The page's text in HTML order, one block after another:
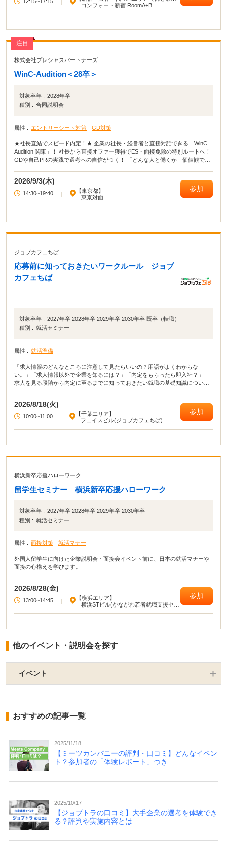
部）】
コンフォート新宿 RoomA+B
注目
株式会社プレシャスパートナーズ
WinC-Audition＜28卒＞
対象卒年 : 2028年卒
種別 : 合同説明会
属性 : エントリーシート対策 GD対策
★社長直結でスピード内定！★ 企業の社長・経営者と直接対話できる「WinC
Audition 関東」！ 社長から直接オファー獲得でES・面接免除の特別ルートへ！
GDや自己PRの実践で選考への自信がつく！ 「どんな人と働くか」価値観で選
2026/9/3(木)
14:30~19:40 |
【東京都】
東京対面
参加
ジョブカフェちば
応募前に知っておきたいワークルール ジョブ
カフェちば
対象卒年 : 2027年卒 2028年卒 2029年卒 2030年卒 既卒（転職）
種別 : 就活セミナー
属性 : 就活準備
「求人情報のどんなところに注意して見たらいいの？用語がよくわからな
い。」「求人情報以外で企業を知るには？」「内定をもらったら即入社？」
求人を見る段階から内定に至るまでに知っておきたい就職の基礎知識について
2026/8/18(火)
10:00~11:00 |
【千葉エリア】
フェイスビル(ジョブカフェちば)
参加
横浜新卒応援ハローワーク
留学生セミナー 横浜新卒応援ハローワーク
対象卒年 : 2027年卒 2028年卒 2029年卒 2030年卒
種別 : 就活セミナー
属性 : 面接対策 就活マナー
外国人留学生に向けた企業説明会・面接会イベント前に、日本の就活マナーや
面接の心構えを学びます。
2026/8/28(金)
13:00~14:45 |
【横浜エリア】
横浜STビル(かながわ若者就職支援セン
参加
他のイベント・説明会を探す
イベント
おすすめの記事一覧
2025/11/18
【ミーツカンパニーの評判・口コミ】どんなイベン
ト？参加者の「体験レポート」つき
2025/10/17
【ジョブトラの口コミ】大手企業の選考を体験でき
る？評判や実施内容とは